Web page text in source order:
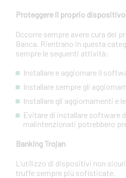
Proteggere il proprio
Occorre sempre avere cura dei
Banca. Rientrano in questa
sempre le seguenti attività:
Installare e aggiornare il
Installare sempre gli
Installare gli aggiornamenti e
Evitare di installare software
malintenzionati potrebbero
Banking Trojan
L’utilizzo di dispositivi non
truffe sempre più sofisticate.